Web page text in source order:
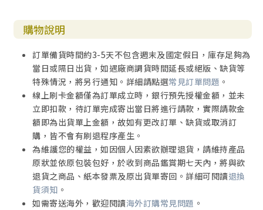
購物說明
訂單備貨時間約3-5天不包含週末及國定假日，庫存足夠為
當日或隔日出貨，如遇廠商調貨時間延長或絕版、缺貨等
特殊情況，將另行通知。詳細請點選常見訂單問題 。
線上刷卡金額僅為訂單成立時，銀行預先授權金額，並未
立即扣款，待訂單完成寄出當日將進行請款，實際請款金
額即為出貨單上金額，故如有更改訂單、缺貨或取消訂
購，皆不會有刷退程序產生。
為維護您的權益，如因個人因素欲辦理退貨，請維持產品
原狀並依原包裝包好，於收到商品鑑賞期七天內，將與欲
退貨之商品、紙本發票及原出貨單寄回。詳細可閱讀退換
貨須知 。
如需寄送海外，歡迎閱讀海外訂購常見問題 。